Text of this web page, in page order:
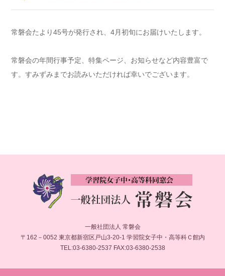
常磐会たより45号が発行され、4月初旬にお届けいたします。
常磐会の年間行事予定、特集ページ、お知らせなど内容豊富で
す。すみずみまでお読みいただければ幸いでございます。
一般社団法人 常磐会
〒162－0052 東京都新宿区戸山3-20-1 学習院女子中・高等科Ｃ館内
TEL:03-6380-2537 FAX:03-6380-2538